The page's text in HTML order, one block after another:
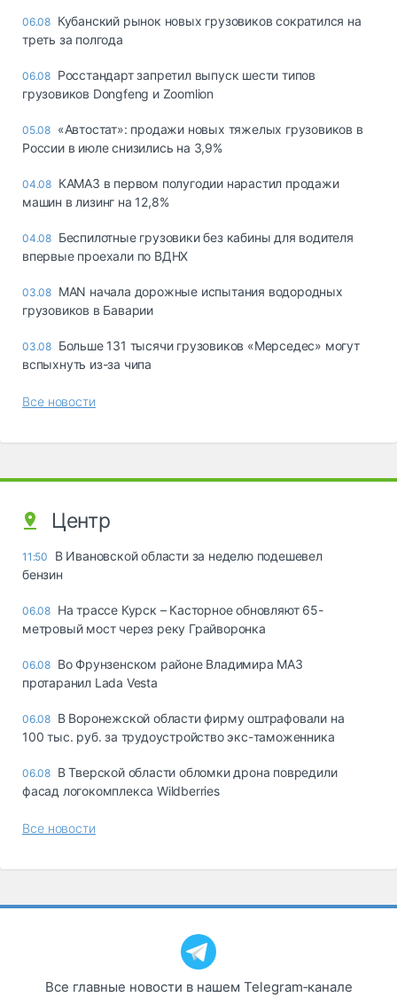
06.08 Кубанский рынок новых грузовиков сократился на
треть за полгода
06.08 Росстандарт запретил выпуск шести типов
грузовиков Dongfeng и Zoomlion
05.08 «Автостат»: продажи новых тяжелых грузовиков в
России в июле снизились на 3,9%
04.08 КАМАЗ в первом полугодии нарастил продажи
машин в лизинг на 12,8%
04.08 Беспилотные грузовики без кабины для водителя
впервые проехали по ВДНХ
03.08 MAN начала дорожные испытания водородных
грузовиков в Баварии
03.08 Больше 131 тысячи грузовиков «Мерседес» могут
вспыхнуть из-за чипа
Все новости
Центр
11:50
В Ивановской области за неделю подешевел
бензин
06.08 На трассе Курск – Касторное обновляют 65-
метровый мост через реку Грайворонка
06.08 Во Фрунзенском районе Владимира МАЗ
протаранил Lada Vesta
06.08 В Воронежской области фирму оштрафовали на
100 тыс. руб. за трудоустройство экс-таможенника
06.08 В Тверской области обломки дрона повредили
фасад логокомплекса Wildberries
Все новости
Все главные новости в нашем Telegram‑канале